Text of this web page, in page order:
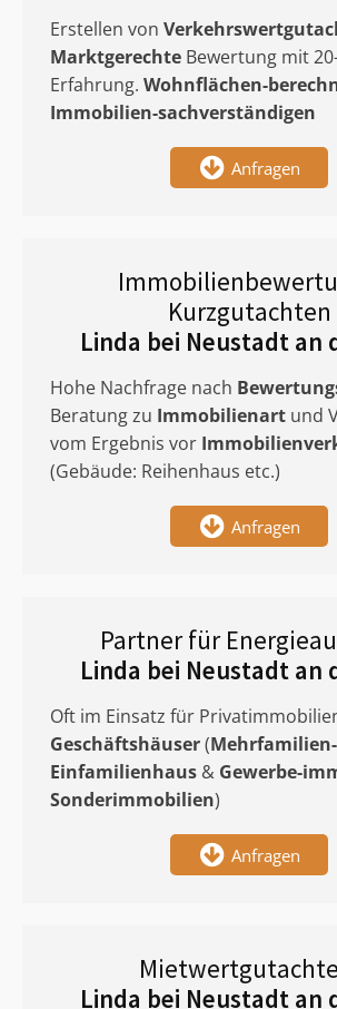
Erstellen von
Marktgerechte Bewertung mit
Erfahrung. Wohnflächen-
Immobilien-sachverständigen
Anfragen
Kurzgutachten
Linda bei Neustadt an
Hohe Nachfrage nach
Beratung zu Immobilienart und
vom Ergebnis vor
(Gebäude: Reihenhaus etc.)
Anfragen
Partner für
Linda bei Neustadt an
Oft im Einsatz für
Geschäftshäuser(
Einfamilienhaus & Gewerbe-
Sonderimmobilien)
Anfragen
Linda bei Neustadt an